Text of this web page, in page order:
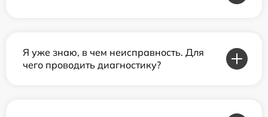
Я уже знаю, в чем неисправность. Для
чего проводить диагностику?